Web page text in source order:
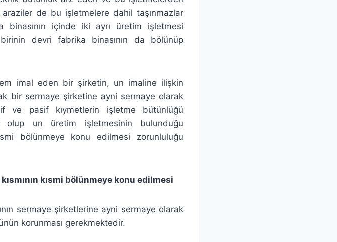
de bu işletmelere dahil taşınmazlar
içinde iki ayrı üretim işletmesi
devri fabrika binasının da bölünüp
imal eden bir şirketin, un imaline ilişkin
bir sermaye şirketine ayni sermaye olarak
ve pasif kıymetlerin işletme bütünlüğü
olup un üretim işletmesinin bulunduğu
bölünmeye konu edilmesi zorunluluğu
kısmi bölünmeye konu edilmesi
sermaye şirketlerine ayni sermaye olarak
korunması gerekmektedir.